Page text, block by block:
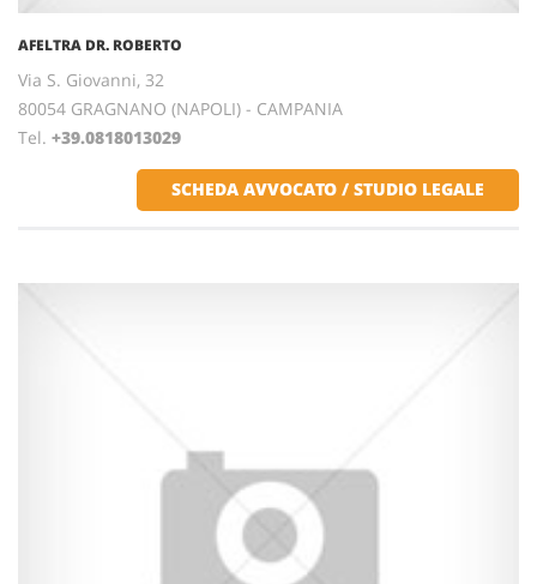
AFELTRA DR. ROBERTO
Via S. Giovanni, 32
80054 GRAGNANO (NAPOLI) - CAMPANIA
Tel. +39.0818013029
SCHEDA AVVOCATO / STUDIO LEGALE